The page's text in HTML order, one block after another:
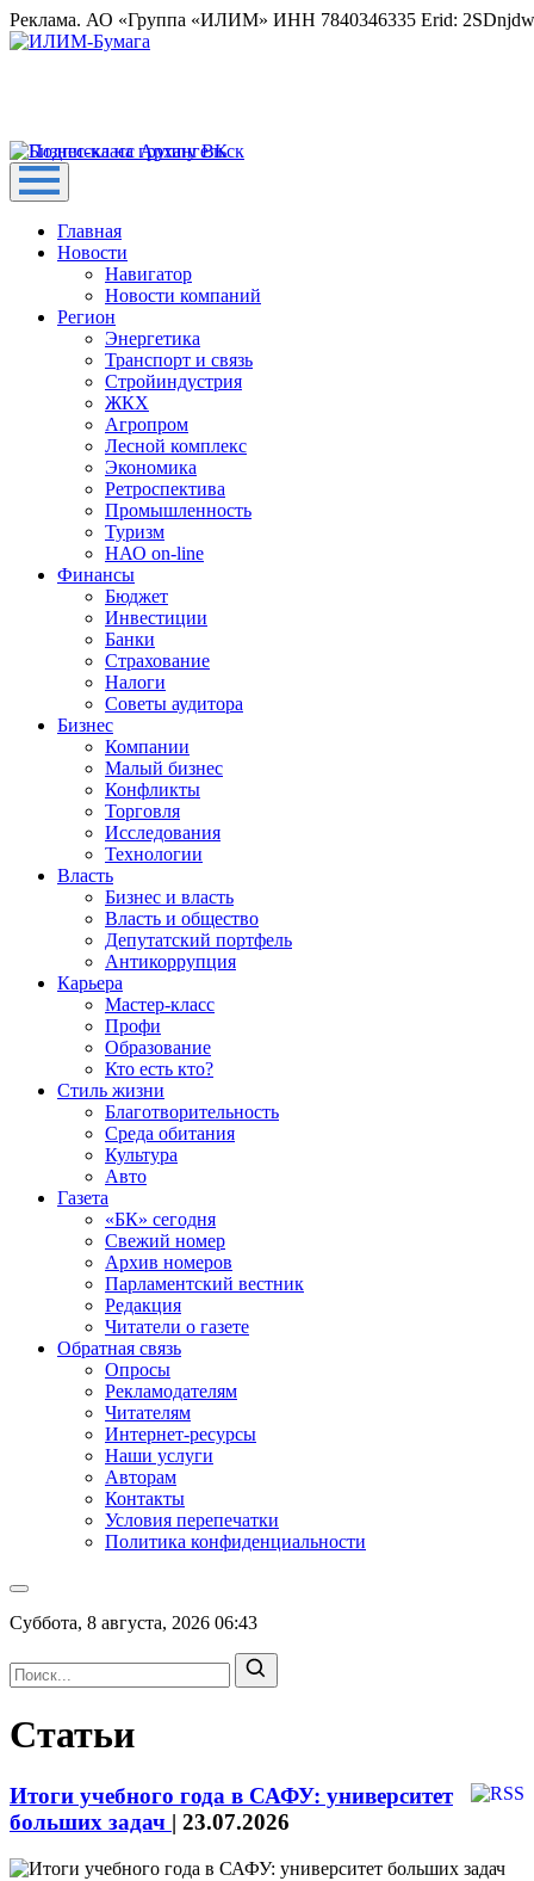
Реклама. АО «Группа «ИЛИМ» ИНН 7840346335 Erid:
Главная
Новости
Навигатор
Новости компаний
Регион
Энергетика
Транспорт и связь
Стройиндустрия
ЖКХ
Агропром
Лесной комплекс
Экономика
Ретроспектива
Промышленность
Туризм
НАО on-line
Финансы
Бюджет
Инвестиции
Банки
Страхование
Налоги
Советы аудитора
Бизнес
Компании
Малый бизнес
Конфликты
Торговля
Исследования
Технологии
Власть
Бизнес и власть
Власть и общество
Депутатский портфель
Антикоррупция
Карьера
Мастер-класс
Профи
Образование
Кто есть кто?
Стиль жизни
Благотворительность
Среда обитания
Культура
Авто
Газета
«БК» сегодня
Свежий номер
Архив номеров
Парламентский вестник
Редакция
Читатели о газете
Обратная связь
Опросы
Рекламодателям
Читателям
Интернет-ресурсы
Наши услуги
Авторам
Контакты
Условия перепечатки
Политика конфиденциальности
Суббота, 8 августа, 2026 06:43
Статьи
Итоги учебного года в САФУ: университет
больших задач | 23.07.2026